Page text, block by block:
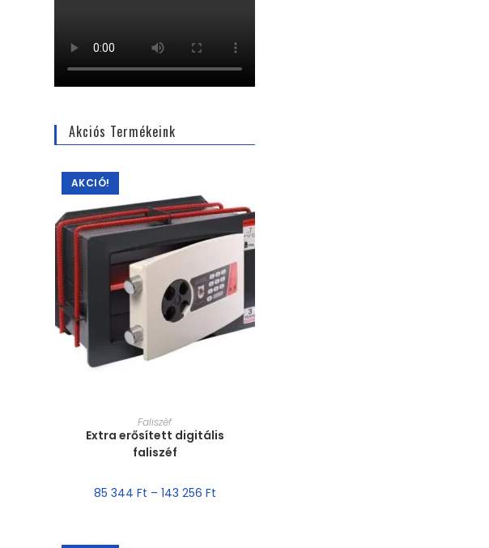
Akciós Termékeink
AKCIÓ!
MÉRET VÁLASZTÁSA
Faliszéf
Extra erősített digitális
faliszéf
85 344 Ft – 143 256 Ft